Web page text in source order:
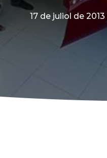
17 de juliol de 2013